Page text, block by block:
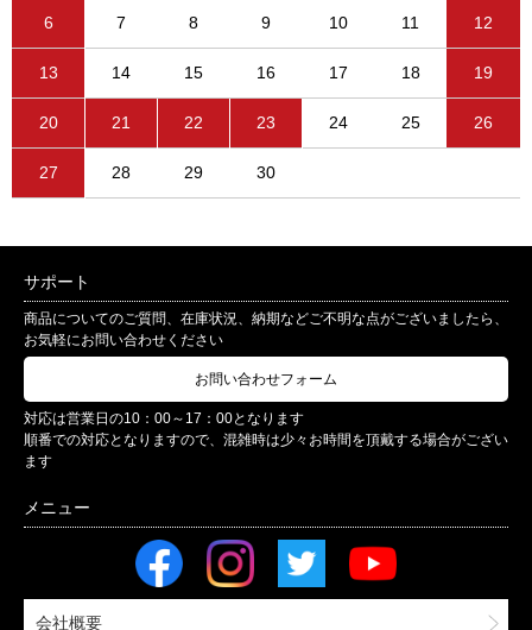
6 7 8 9 10 11 12
13 14 15 16 17 18 19
20 21 22 23 24 25 26
27 28 29 30
サポート
商品についてのご質問、在庫状況、納期などご不明な点がございましたら、
お気軽にお問い合わせください
お問い合わせフォーム
対応は営業日の10：00～17：00となります
順番での対応となりますので、混雑時は少々お時間を頂戴する場合がござい
ます
会社概要